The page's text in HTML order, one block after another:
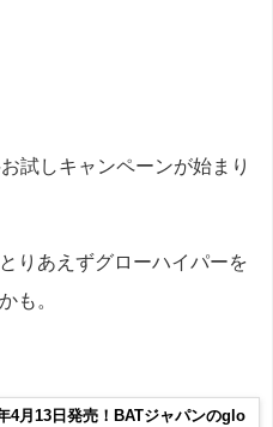
試しキャンペーンが始まり
りあえずグローハイパーを
も。
4月13日発売！BATジャパンのglo